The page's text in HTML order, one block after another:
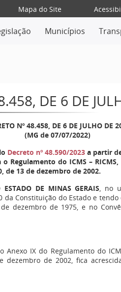
Mapa do Site
Municípios
DE 6 DE
Nº 48.458, DE 6 DE JULHO DE
(MG de 07/07/2022)
Decreto nº 48.590/2023 a partir
o Regulamento do ICMS –
de 13 de dezembro de 2002.
ESTADO DE MINAS GERAIS, no
da Constituição do Estado e
dezembro de 1975, e no
Anexo IX do Regulamento do
dezembro de 2002, fica